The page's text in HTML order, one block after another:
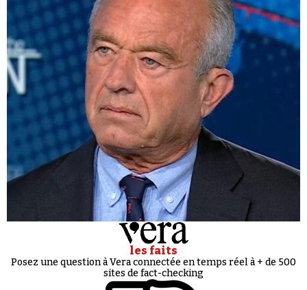
les faits
Posez une question à Vera connectée en temps réel à + de 500
sites de fact-checking